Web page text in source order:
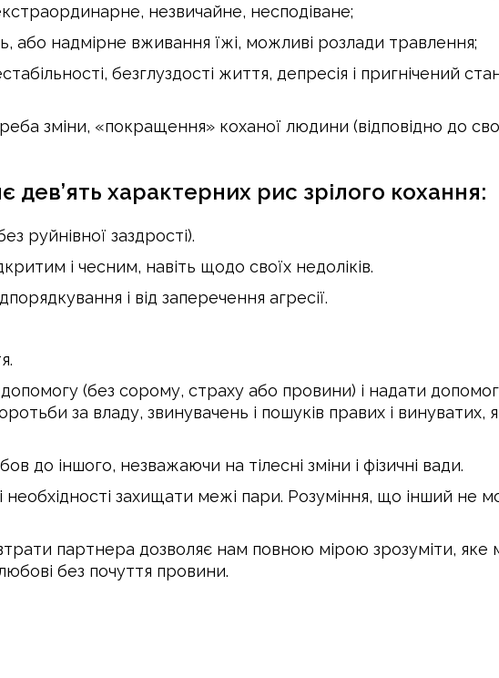
незвичайне, несподіване;
надмірне вживання їжі, можливі розлади травлення;
безглуздості життя, депресія і пригнічений
зміни, «покращення» коханої людини (відповідно до
дев’ять характерних рис зрілого кохання:
руйнівної заздрості).
і чесним, навіть щодо своїх недоліків.
і від заперечення агресії.
(без сорому, страху або провини) і надати
за владу, звинувачень і пошуків правих і винуватих,
до іншого, незважаючи на тілесні зміни і фізичні вади.
захищати межі пари. Розуміння, що інший не
партнера дозволяє нам повною мірою зрозуміти, яке
без почуття провини.